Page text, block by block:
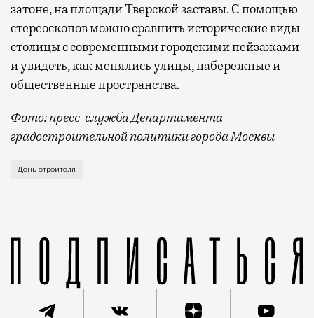
затоне, на площади Тверской заставы. С помощью
стереоскопов можно сравнить исторические виды
столицы с современными городскими пейзажами
и увидеть, как менялись улицы, набережные и
общественные пространства.
Фото: пресс-служба Департамента
градостроительной политики города Москвы
В этом году профессиональный праздник День
День строителя